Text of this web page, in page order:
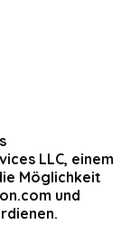
LLC, einem
Möglichkeit
und